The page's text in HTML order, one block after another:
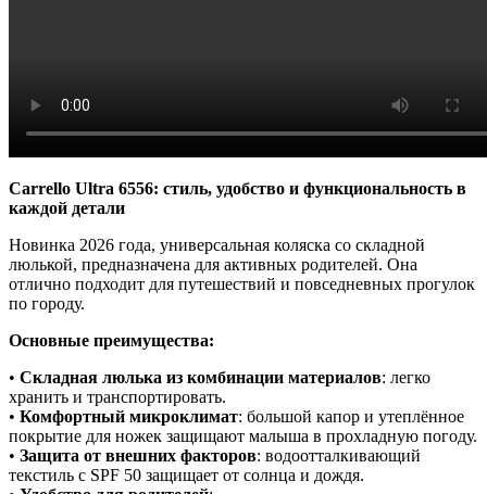
Carrello Ultra 6556: стиль, удобство и функциональность в
каждой детали
Новинка 2026 года, универсальная коляска со складной
люлькой, предназначена для активных родителей. Она
отлично подходит для путешествий и повседневных прогулок
по городу.
Основные преимущества:
• Складная люлька из комбинации материалов: легко
хранить и транспортировать.
• Комфортный микроклимат: большой капор и утеплённое
покрытие для ножек защищают малыша в прохладную погоду.
• Защита от внешних факторов: водоотталкивающий
текстиль с SPF 50 защищает от солнца и дождя.